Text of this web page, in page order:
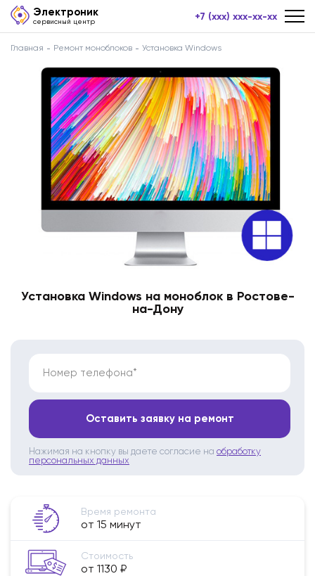
Электроник
сервисный центр +7 (xxx) xxx-xx-xx
Главная Ремонт моноблоков Установка Windows
Установка Windows на моноблок в Ростове-
на-Дону
Номер телефона*
Оставить заявку на ремонт
Нажимая на кнопку вы даете согласие на обработку
персональных данных
Время ремонта
от 15 минут
Стоимость
от 1130 ₽